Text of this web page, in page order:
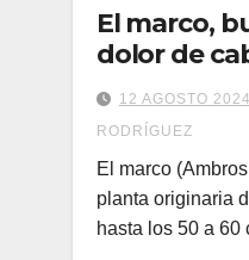
El marco,
dolor de
12 AGOSTO 2024
RODRÍGUEZ
El marco
planta originaria
hasta los 50 a